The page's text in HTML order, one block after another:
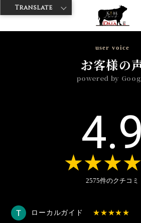
神戸牛ダイヤ > 神戸牛ダイア 観音通り店
user voice
お客様の
powered by
4.9
2575件のクチコミ
ローカルガイド
Translate